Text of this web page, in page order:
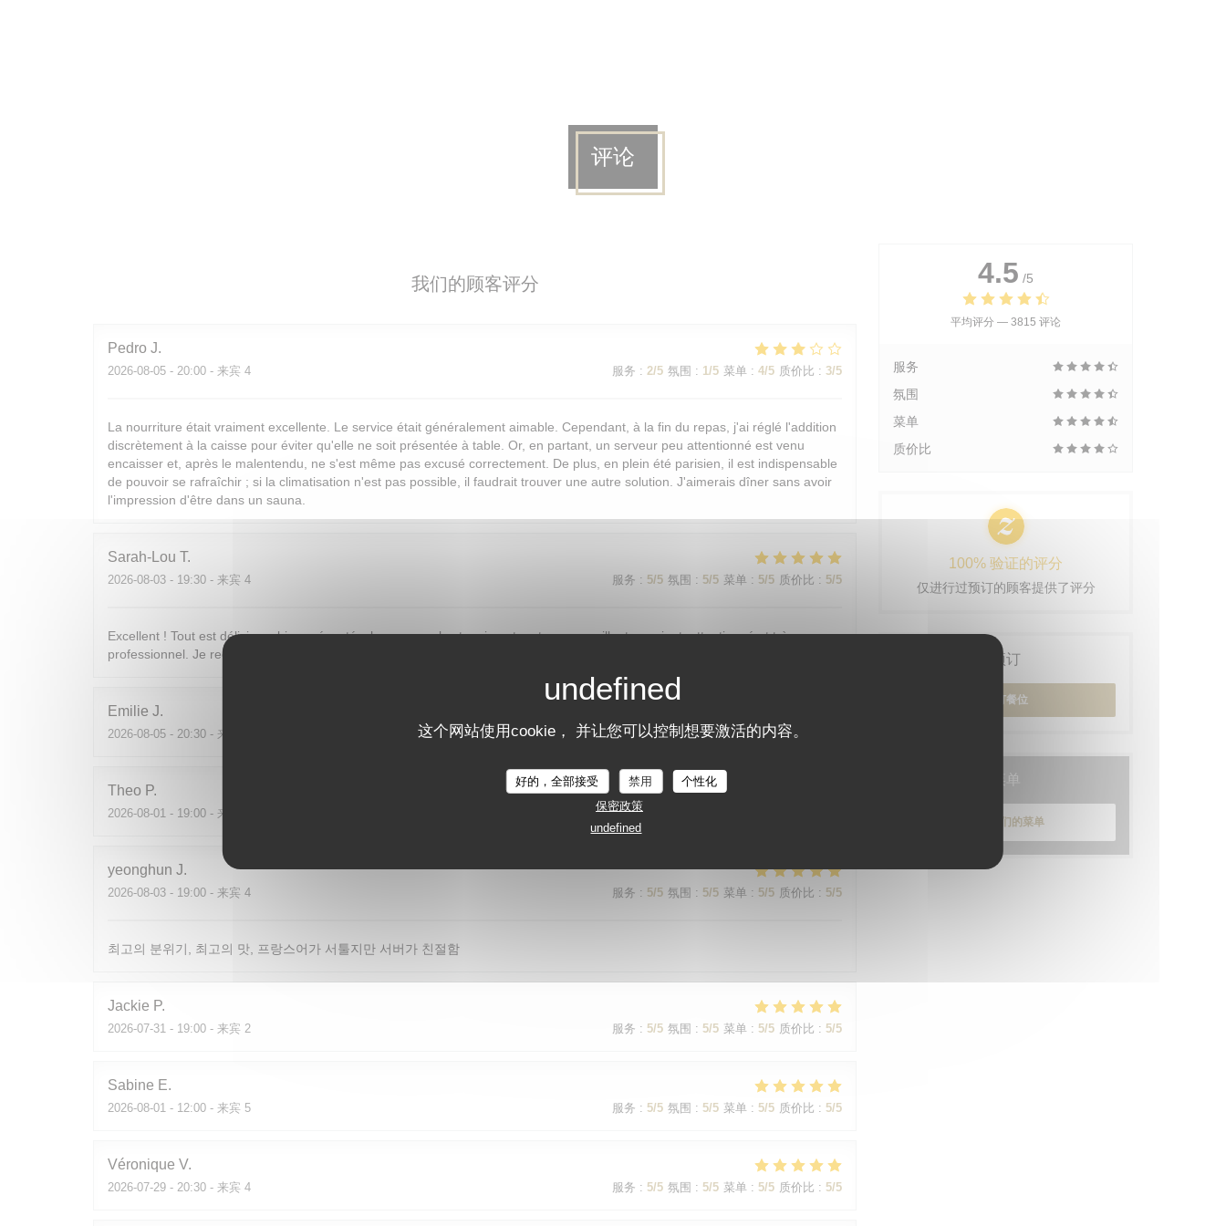
这个网站使用cookie， 并让您可以控制想要激活的内容。
好的，全部接受 禁用
个性化
保密政策
undefined
评论
我们的顾客评分
Pedro J
2026-08-05 - 20:00 - 来宾 4 服务 : 2/5 氛围 : 1/5 菜单 : 4/5 质价比 : 3/5
La nourriture était vraiment excellente. Le service était généralement aimable. Cependant, à la fin du repas, j'ai réglé l'addition
discrètement à la caisse pour éviter qu'elle ne soit présentée à table. Or, en partant, un serveur peu attentionné est venu
encaisser et, après le malentendu, ne s'est même pas excusé correctement. De plus, en plein été parisien, il est indispensable
de pouvoir se rafraîchir ; si la climatisation n'est pas possible, il faudrait trouver une autre solution. J'aimerais dîner sans avoir
l'impression d'être dans un sauna.
Sarah-Lou T
2026-08-03 - 19:30 - 来宾 4 服务 : 5/5 氛围 : 5/5 菜单 : 5/5 质价比 : 5/5
Excellent ! Tout est délicieux, bien présentés, le personnel est vraiment au top : accueillant, souriant, attentionné et très
professionnel. Je recommande sans hésiter !
Emilie J
2026-08-05 - 20:30 - 来宾 2 服务 : 5/5 氛围: 5/5 菜单: 5/5 质价比
Theo P
2026-08-01 - 19:00 - 来宾 2 服务:
yeonghun J
2026-08-03 - 19:00 - 来宾 4 服务 : 5/5 氛围 : 5/5 菜单 : 5/5 质价比 : 5/5
최고의 분위기, 최고의 맛, 프랑스어가 서툴지만 서버가 친절함
Jackie P
2026-07-31 - 19:00 - 来宾 2 服务 : 5/5 氛围 : 5/5 菜单 : 5/5 质价比 : 5/5
Sabine E
2026-08-01 - 12:00 - 来宾 5 服务 : 5/5 氛围 : 5/5 菜单 : 5/5 质价比 : 5/5
Véronique V
2026-07-29 - 20:30 - 来宾 4 服务 : 5/5 氛围 : 5/5 菜单 : 5/5 质价比 : 5/5
4.5 /5
平均评分 — 3815 评论
服务
氛围
菜单
质价比
100% 验证的评分
仅进行过预订的顾客提供了评分
预订
预订餐位
菜单
发现我们的菜单